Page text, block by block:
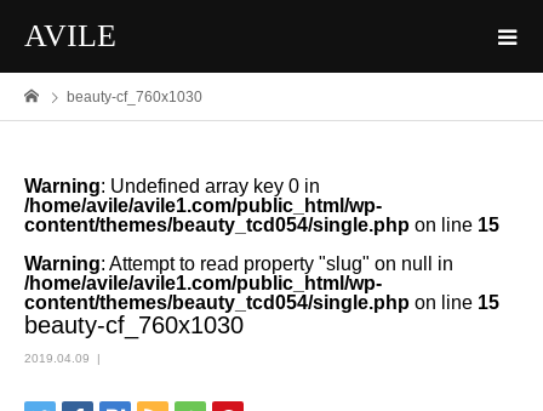
AVILE
beauty-cf_760x1030
Warning: Undefined array key 0 in
/home/avile/avile1.com/public_html/wp-
content/themes/beauty_tcd054/single.php on line 15
Warning: Attempt to read property "slug" on null in
/home/avile/avile1.com/public_html/wp-
content/themes/beauty_tcd054/single.php on line 15
beauty-cf_760x1030
2019.04.09